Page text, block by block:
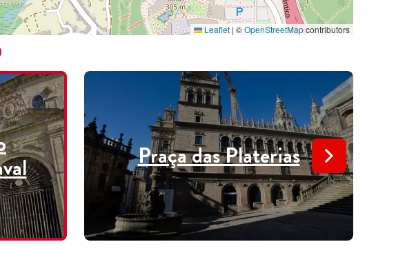
Leaflet | ©OpenStreetMapcontributors
Praça das Platerias